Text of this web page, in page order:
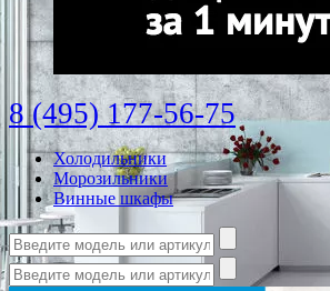
8 (495) 177-56-75
Холодильники
Морозильники
Винные шкафы